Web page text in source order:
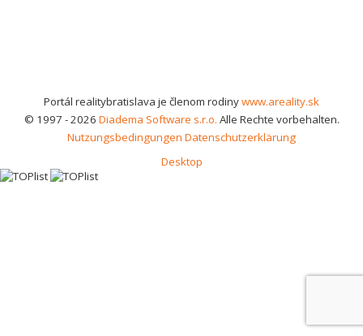
Portál realitybratislava je členom rodinywww.areality.sk
© 1997 - 2026 Diadema Software s.r.o. Alle Rechte vorbehalten.
Nutzungsbedingungen Datenschutzerklärung
Desktop